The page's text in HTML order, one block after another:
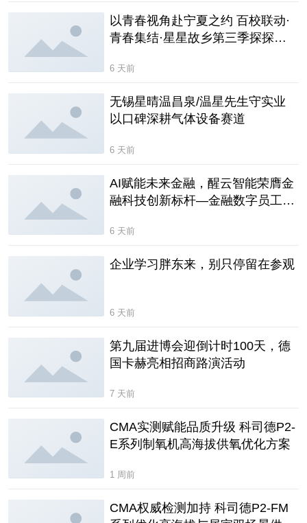
以青春视角赴宁夏之约 百校联动·
青春集结·星星故乡第三季探探采
6 天前
无锡星晴温昌泉/温星先生守实业
以口碑深耕气体设备赛道
6 天前
AI赋能未来金融，醒云智能荣膺金
融科技创新标杆—金融数字员工备
6 天前
企业学习胖东来，别只停留在参观
6 天前
第九届进博会迎倒计时100天，德
国卡赫亮相招商路演活动
7 天前
CMA实测赋能品质升级 科司德P2-
E系列制氧机高海拔供氧优化方案
1 周前
CMA权威检测加持 科司德P2-FM